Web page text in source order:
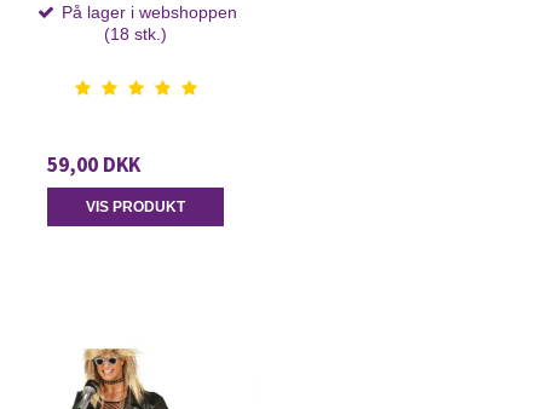
På lager i webshoppen
(18 stk.)
59,00 DKK
VIS PRODUKT